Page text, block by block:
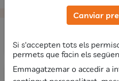
Canviar
Si s'accepten tots els
permets que facin els
Emmagatzemar o accedir a